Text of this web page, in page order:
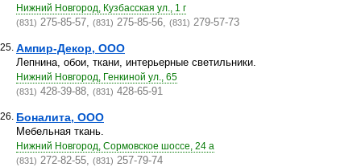
Нижний Новгород, Кузбасская ул., 1 г
(831) 275-85-57, (831) 275-85-56, (831) 279-57-73
25. Ампир-Декор, ООО
Лепнина, обои, ткани, интерьерные светильники.
Нижний Новгород, Генкиной ул., 65
(831) 428-39-88, (831) 428-65-91
26. Боналита, ООО
Мебельная ткань.
Нижний Новгород, Сормовское шоссе, 24 а
(831) 272-82-55, (831) 257-79-74